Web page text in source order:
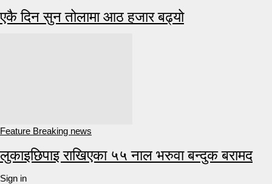
एकै दिन सुन तोलामा आठ हजार बढ्यो
Feature Breaking news
लुकाइछिपाइ राखिएका ५५ नाल भरुवा बन्दुक बरामद
Sign in